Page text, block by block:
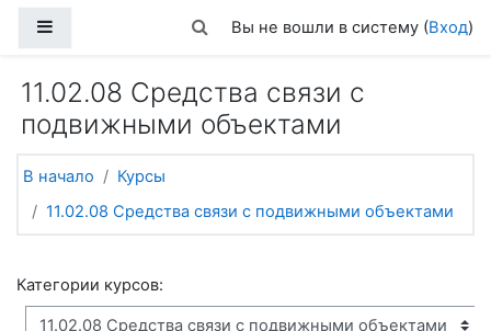
Изменить данные поисковой
Вы не вошли в систему (Вход)
11.02.08 Средства связи с
подвижными объектами
В начало
Курсы
11.02.08 Средства связи с подвижными объектами
Категории курсов: